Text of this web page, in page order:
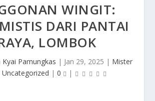
WINGIT:
DARI PANTAI
LOMBOK
Kyai Pamungkas | Jan 29, 2025 | Mister
Uncategorized | 0 |